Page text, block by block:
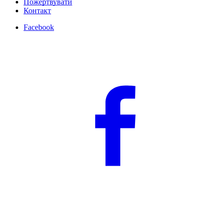
Пожертвувати
Контакт
Facebook